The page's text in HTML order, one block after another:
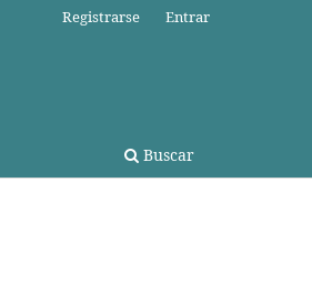
Buscar
Registrarse Entrar